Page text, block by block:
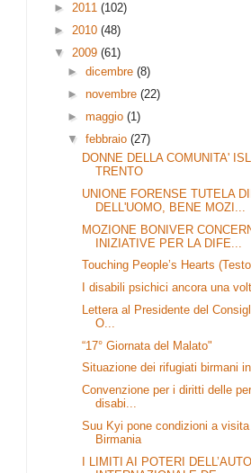
► 2011 (102)
► 2010 (48)
▼ 2009 (61)
►dicembre(8)
►novembre(22)
►maggio(1)
▼febbraio(27)
DONNE DELLA COMUNITA'
TRENTO
UNIONE FORENSE TUTELA
DELL'UOMO, BENE MOZI...
MOZIONE BONIVER
INIZIATIVE PER LA DIFE...
Touching People’s Hearts
I disabili psichici ancora una
Lettera al Presidente del
O...
“17° Giornata del Malato"
Situazione dei rifugiati birmani
Convenzione per i diritti delle
disabi...
Suu Kyi pone condizioni a
Birmania
I LIMITI AI POTERI